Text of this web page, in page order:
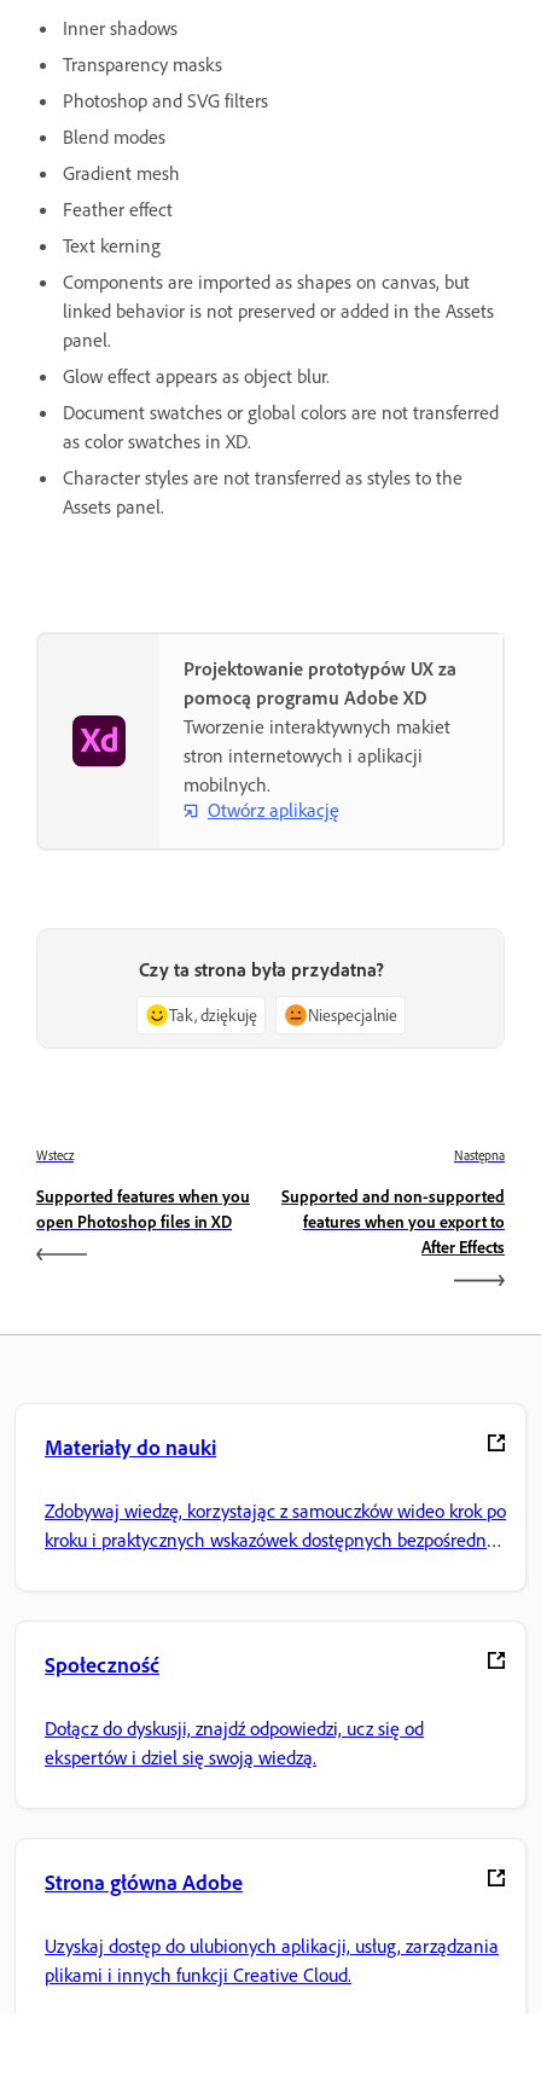
Inner shadows
Transparency masks
Photoshop and SVG filters
Blend modes
Gradient mesh
Feather effect
Text kerning
Components are imported as shapes on canvas, but
linked behavior is not preserved or added in the Assets
panel.
Glow effect appears as object blur.
Document swatches or global colors are not transferred
as color swatches in XD.
Character styles are not transferred as styles to the
Assets panel.
Projektowanie prototypów UX za
pomocą programu Adobe XD
Tworzenie interaktywnych makiet
stron internetowych i aplikacji
mobilnych.
Otwórz aplikację
Czy ta strona była przydatna?
Tak, dziękuję Niespecjalnie
Wstecz
Supported features when you
open Photoshop files in XD
Następna
Supported and non-supported
features when you export to
After Effects
Materiały do nauki
Zdobywaj wiedzę, korzystając z samouczków wideo krok po
kroku i praktycznych wskazówek dostępnych bezpośrednio
Społeczność
Dołącz do dyskusji, znajdź odpowiedzi, ucz się od
ekspertów i dziel się swoją wiedzą.
Strona główna Adobe
Uzyskaj dostęp do ulubionych aplikacji, usług, zarządzania
plikami i innych funkcji Creative Cloud.